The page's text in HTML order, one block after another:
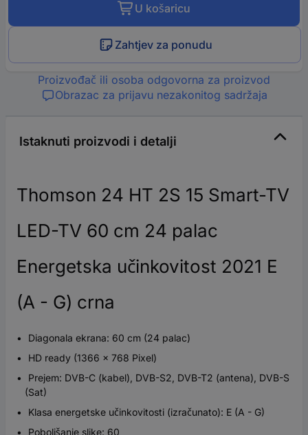
U košaricu
Zahtjev za ponudu
Proizvođač ili osoba odgovorna za proizvod
Obrazac za prijavu nezakonitog sadržaja
Istaknuti proizvodi i detalji
Thomson 24 HT 2S 15 Smart-TV
LED-TV 60 cm 24 palac
Energetska učinkovitost 2021 E
(A - G) crna
Diagonala ekrana: 60 cm (24 palac)
HD ready (1366 x 768 Pixel)
Prejem: DVB-C (kabel), DVB-S2, DVB-T2 (antena), DVB-S
(Sat)
Klasa energetske učinkovitosti (izračunato): E (A - G)
Poboljšanje slike: 60